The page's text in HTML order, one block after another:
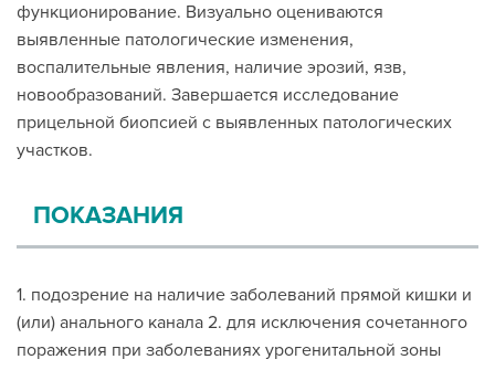
функционирование. Визуально оцениваются
выявленные патологические изменения,
воспалительные явления, наличие эрозий, язв,
новообразований. Завершается исследование
прицельной биопсией с выявленных патологических
участков.
ПОКАЗАНИЯ
1. подозрение на наличие заболеваний прямой кишки и
(или) анального канала 2. для исключения сочетанного
поражения при заболеваниях урогенитальной зоны